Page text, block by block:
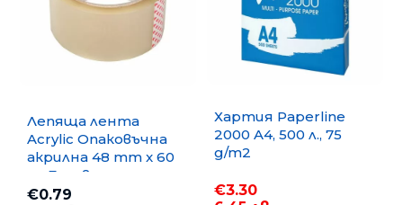
Лепяща лента
Acrylic Опаковъчна
акрилна 48 mm x 60
m, Безцветна
€0.79
Хартия Paperline
2000 A4, 500 л., 75
g/m2
€3.30